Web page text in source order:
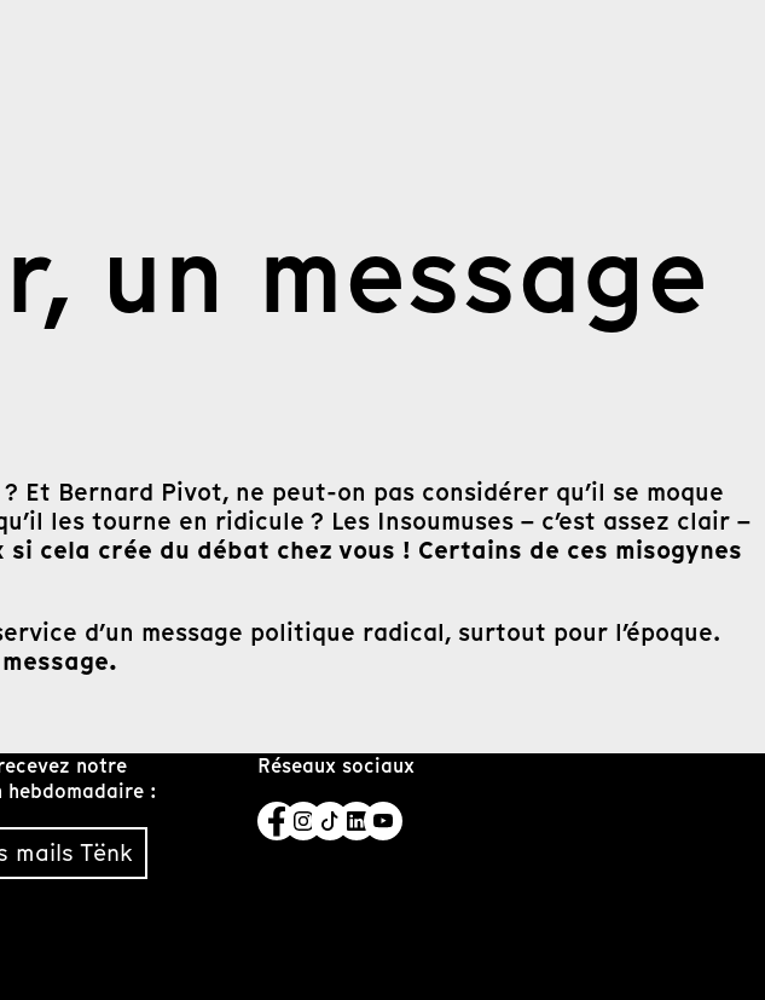
un message
Bernard Pivot, ne peut-on pas considérer qu’il se moque
les tourne en ridicule ? Les Insoumuses – c’est assez clair –
si cela crée du débat chez vous ! Certains de ces misogynes
d’un message politique radical, surtout pour l’époque.
notre
:
mails Tënk
Réseaux sociaux